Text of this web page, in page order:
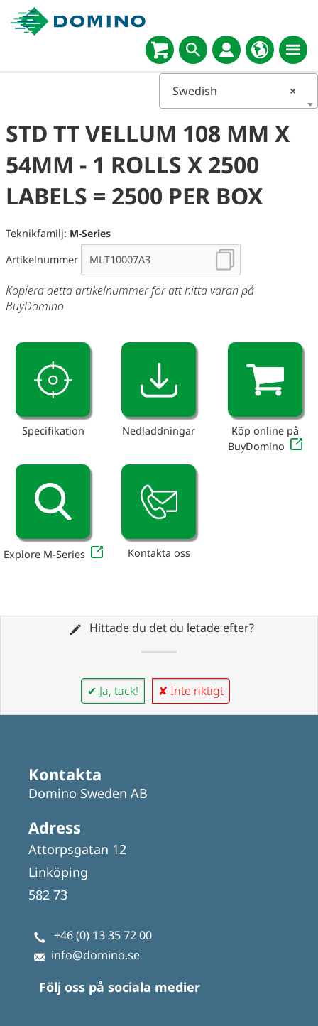
×
Swedish
STD TT VELLUM 108 MM X
54MM - 1 ROLLS X 2500
LABELS = 2500 PER BOX
Teknikfamilj: M-Series
Artikelnummer
Kopiera detta artikelnummer för att hitta varan på
BuyDomino
Specifikation Nedladdningar
Köp online på
BuyDomino
Explore M-Series Kontakta oss
Hittade du det du letade efter?
✔ Ja, tack! ✘ Inte riktigt
Kontakta
Domino Sweden AB
Adress
Attorpsgatan 12
Linköping
582 73
+46 (0) 13 35 72 00
info@domino.se
Följ oss på sociala medier